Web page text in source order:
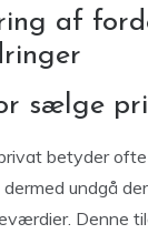
af
sælge
betyder ofte
undgå
Denne